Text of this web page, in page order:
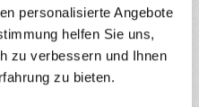
personalisierte Angebote
helfen Sie uns,
zu verbessern und Ihnen
zu bieten.